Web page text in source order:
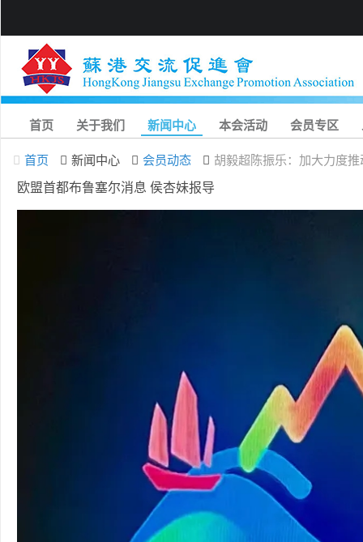
首页 关于我们 新闻中心 本会活动 会员专区
首页 新闻中心 会员动态
胡毅超陈振乐：加大力度
欧盟首都布鲁塞尔消息 侯杏妹报导